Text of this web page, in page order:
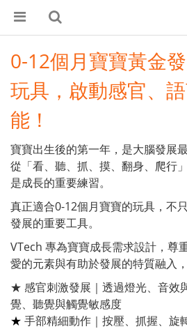
0-12個月寶寶黃金
玩具，啟動感官、
能！
寶寶出生後的第一年，是大腦發展
從「看、聽、抓、摸、翻身、爬行
是成長的重要練習。
真正適合0-12個月寶寶的玩具，不
發展的重要工具。
VTech 專為寶寶成長需求設計，尊
愛的元素與有助於發展的特質融入
★ 感官刺激發展｜透過燈光、音效
覺、聽覺與觸覺敏感度
★ 手部精細動作｜按壓、抓握、旋